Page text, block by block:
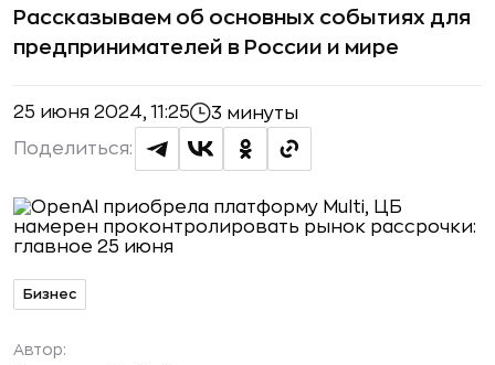
Рассказываем об основных событиях для
предпринимателей в России и мире
25 июня 2024, 11:25 3 минуты
Поделиться:
Бизнес
Автор: